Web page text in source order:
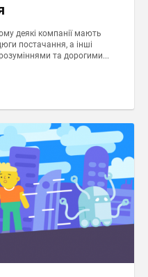
деякі компанії мають
постачання, а інші
та дорогими...